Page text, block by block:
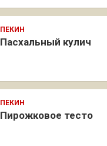
ПЕКИН
Пасхальный кулич
ПЕКИН
Пирожковое тесто